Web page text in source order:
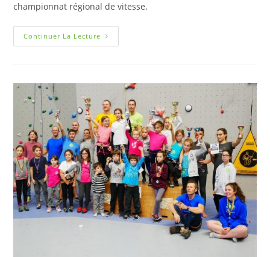
championnat régional de vitesse.
Continuer La Lecture